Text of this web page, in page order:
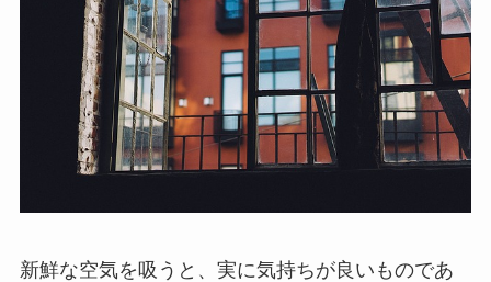
新鮮な空気を吸うと、実に気持ちが良いものであ